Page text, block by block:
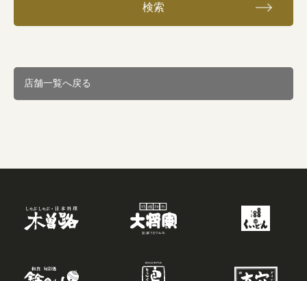
検索
店舗一覧へ戻る